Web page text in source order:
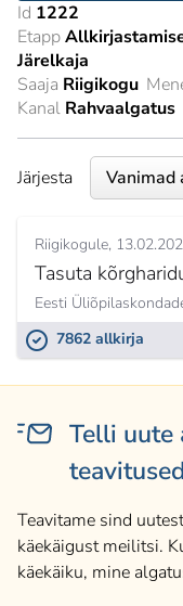
Id 1222
Etapp
Järelkaja
Saaja Riigikogu
Kanal Rahvaalgatus
Järjesta
Riigikogule
Tasuta
Eesti
7862 allkirja
Telli uute
teavitused
Teavitame sind
käekäigust meilitsi.
käekäiku, mine